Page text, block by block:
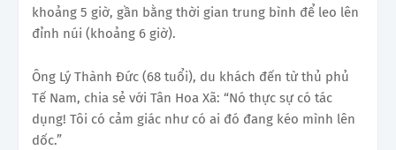
khoảng 5 giờ, gần bằng thời gian trung bình để leo lên
đỉnh núi (khoảng 6 giờ).
Ông Lý Thành Đức (68 tuổi), du khách đến từ thủ phủ
Tế Nam, chia sẻ với Tân Hoa Xã: “Nó thực sự có tác
dụng! Tôi có cảm giác như có ai đó đang kéo mình lên
dốc.”